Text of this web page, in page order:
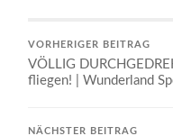
VORHERIGER BEITRAG
VÖLLIG
fliegen! | Wunderland
NÄCHSTER BEITRAG